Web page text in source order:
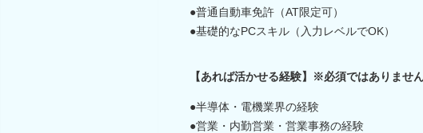
●普通自動車免許（AT限定可）
●基礎的なPCスキル（入力レベルでOK）
【あれば活かせる経験】※必須ではありませ
●半導体・電機業界の経験
●営業・内勤営業・営業事務の経験